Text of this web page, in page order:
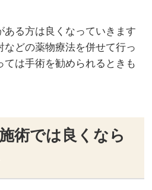
ある方は良くなっていきます
などの薬物療法を併せて行っ
ては手術を勧められるときも
術では良くなら